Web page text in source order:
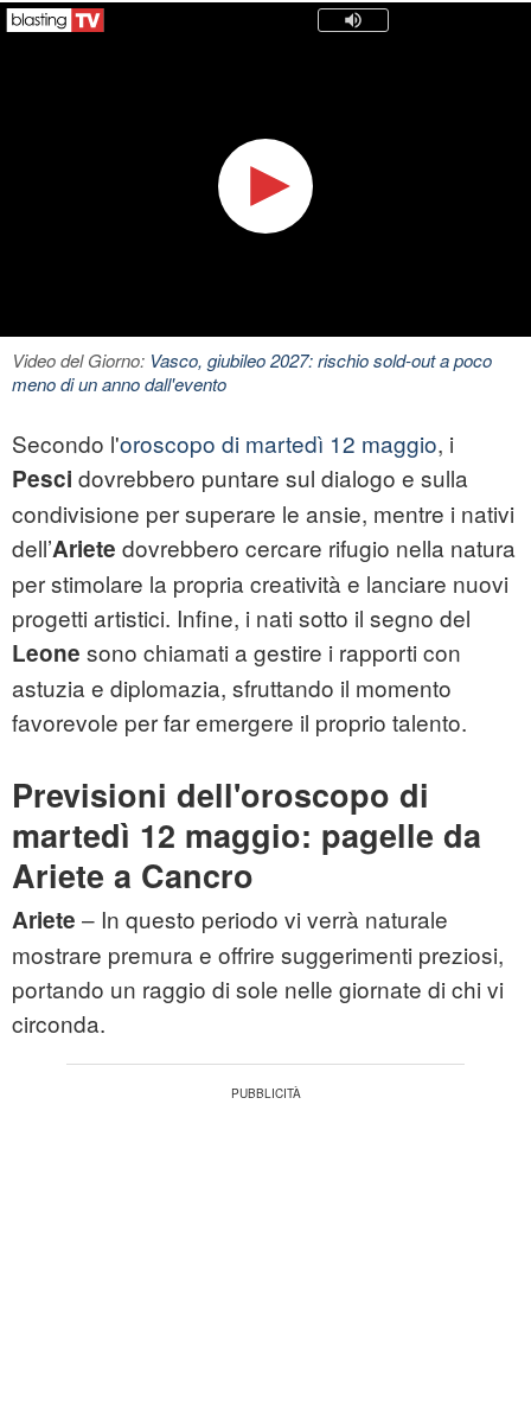
Video del Giorno: Vasco, giubileo 2027: rischio sold-out a poco
meno di un anno dall'evento
Secondo l'oroscopo di martedì 12 maggio, i
Pesci dovrebbero puntare sul dialogo e sulla
condivisione per superare le ansie, mentre i nativi
dell’Ariete dovrebbero cercare rifugio nella natura
per stimolare la propria creatività e lanciare nuovi
progetti artistici. Infine, i nati sotto il segno del
Leone sono chiamati a gestire i rapporti con
astuzia e diplomazia, sfruttando il momento
favorevole per far emergere il proprio talento.
Previsioni dell'oroscopo di
martedì 12 maggio: pagelle da
Ariete a Cancro
Ariete – In questo periodo vi verrà naturale
mostrare premura e offrire suggerimenti preziosi,
portando un raggio di sole nelle giornate di chi vi
circonda.